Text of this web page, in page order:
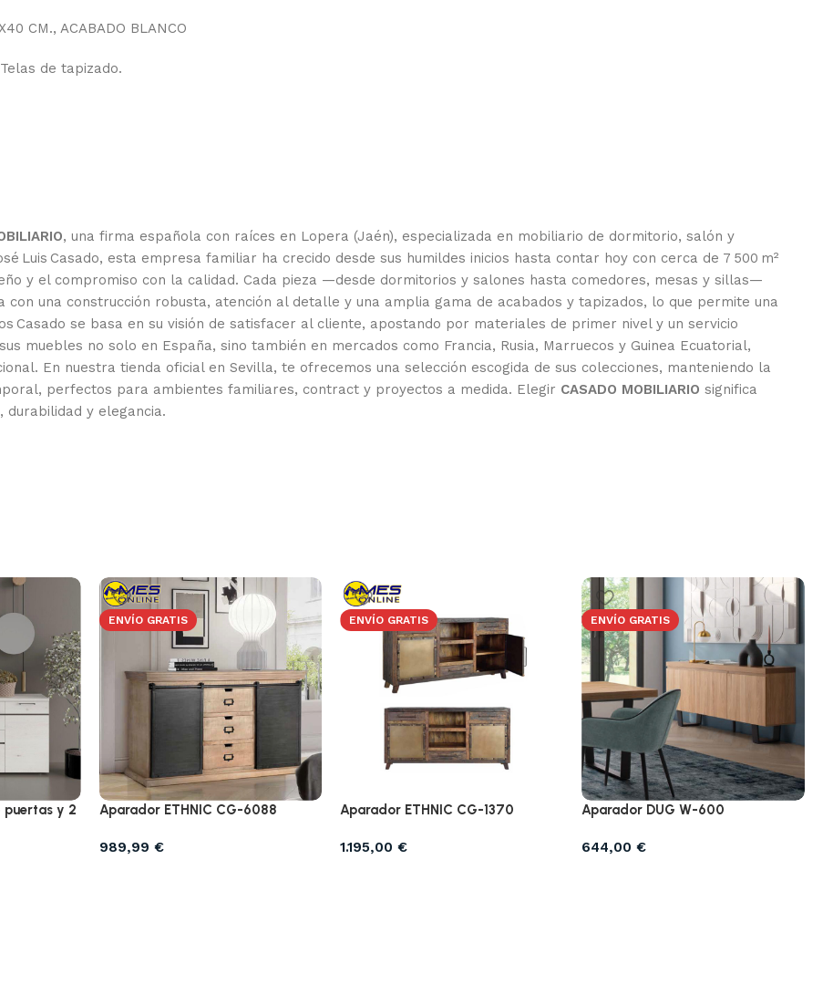
CM., ACABADO BLANCO
de tapizado.
, una firma española con raíces en Lopera (Jaén), especializada en mobiliario de dormitorio, salón y
Luis Casado, esta empresa familiar ha crecido desde sus humildes inicios hasta contar hoy con cerca de 7 500 m²
y el compromiso con la calidad. Cada pieza —desde dormitorios y salones hasta comedores, mesas y sillas—
una construcción robusta, atención al detalle y una amplia gama de acabados y tapizados, lo que permite una
Casado se basa en su visión de satisfacer al cliente, apostando por materiales de primer nivel y un servicio
muebles no solo en España, sino también en mercados como Francia, Rusia, Marruecos y Guinea Ecuatorial,
En nuestra tienda oficial en Sevilla, te ofrecemos una selección escogida de sus colecciones, manteniendo la
perfectos para ambientes familiares, contract y proyectos a medida. Elegir CASADO MOBILIARIO significa
y elegancia.
puertas y 2
ENVÍO GRATIS
Aparador ETHNIC CG-6088
989,99 €
ENVÍO GRATIS
Aparador ETHNIC CG-1370
1.195,00€
ENVÍO GRATIS
Aparador DUG W-600
644,00€